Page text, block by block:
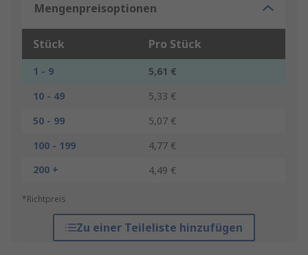
Mengenpreisoptionen
Stück Pro Stück
1 - 9
5,61 €
10 - 49
5,33 €
50 - 99
5,07 €
100 - 199
4,77 €
200 +
4,49 €
*Richtpreis
Zu einer Teileliste hinzufügen